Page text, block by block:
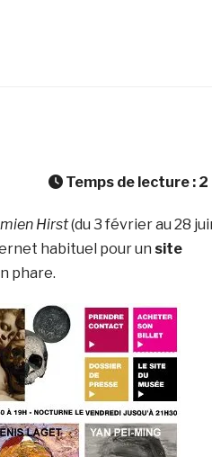
Temps de lecture : 2
Hirst(du 3 février au 28
habituel pour un site
phare.